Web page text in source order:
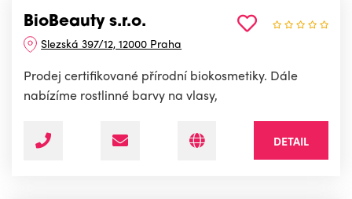
BioBeauty s.r.o.
Slezská 397/12, 12000 Praha
Prodej certifikované přírodní biokosmetiky. Dále
nabízíme rostlinné barvy na vlasy,
DETAIL